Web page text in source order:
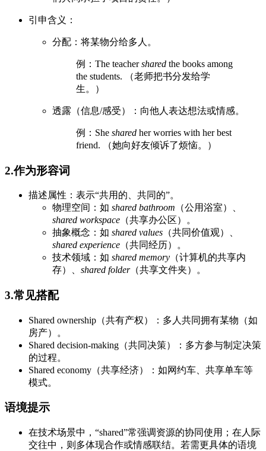
引申含义：
分配：将某物分给多人。
例：The teachershared the books among
the students. （老师把书分发给学
生。）
透露（信息/感受）：向他人表达想法或情感。
例：She shared her worries with her best
friend. （她向好友倾诉了烦恼。）
2.作为形容词
描述属性：表示“共用的、共同的”。
物理空间：如 shared bathroom （公用浴室）、
shared workspace （共享办公区）。
抽象概念：如 shared values （共同价值观）、
shared experience （共同经历）。
技术领域：如 shared memory （计算机的共享内
存）、 shared folder（共享文件夹）。
3.常见搭配
Shared ownership（共有产权）：多人共同拥有某物（如
房产）。
Shared decision-making（共同决策）：多方参与制定决策
的过程。
Shared economy（共享经济）：如网约车、共享单车等
模式。
语境提示
在技术场景中，“shared”常强调资源的协同使用；在人际
交往中，则多体现合作或情感联结。若需更具体的语境